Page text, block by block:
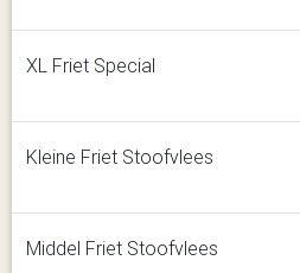
XL Friet Special
Kleine Friet Stoofvlees
Middel Friet Stoofvlees